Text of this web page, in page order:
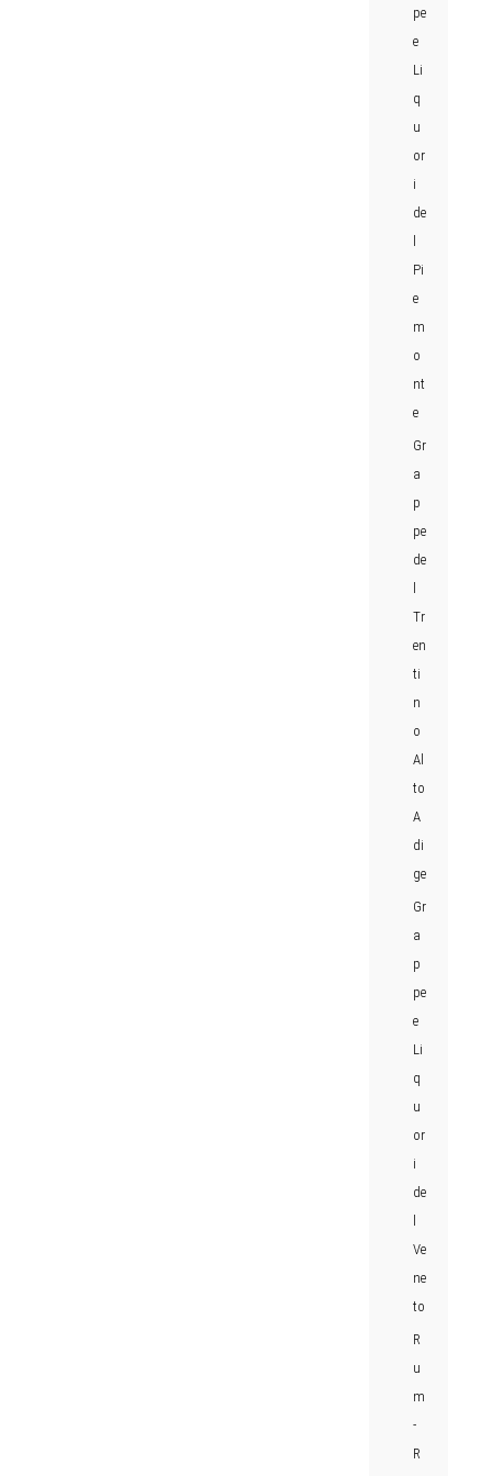
pe
e
Li
q
u
or
i
de
Pi
e
m
o
nt
e
Gr
a
p
pe
de
Tr
en
ti
n
o
Al
to
A
di
ge
Gr
a
p
pe
e
Li
q
u
or
i
de
Ve
ne
to
R
u
m
-
R